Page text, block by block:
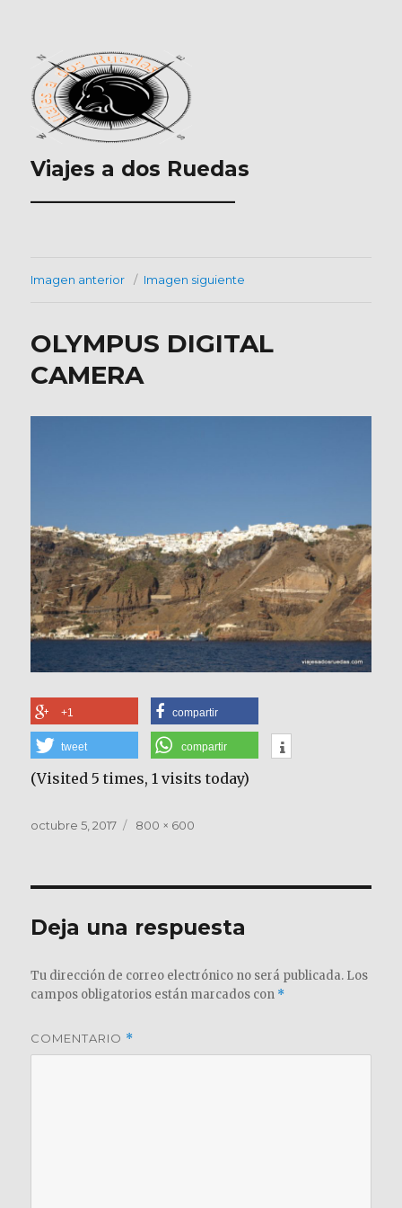
Viajes a dos Ruedas
___________________
Imagen anterior Imagen siguiente
OLYMPUS DIGITAL
CAMERA
+1 compartir
tweet compartir
(Visited 5 times, 1 visits today)
Publicado
octubre 5, 2017
Tamaño
800 × 600
Deja una respuesta
Tu dirección de correo electrónico no será publicada. Los
campos obligatorios están marcados con *
COMENTARIO *